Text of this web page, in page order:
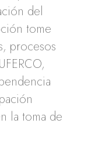
del
tome
procesos
la toma de